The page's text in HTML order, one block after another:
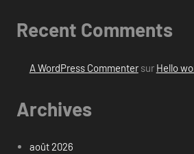
Recent Comments
A WordPress Commentersur Hello
Archives
août 2026